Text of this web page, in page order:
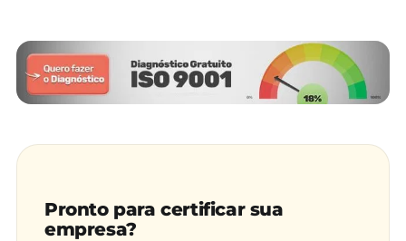
Pronto para certificar sua
empresa?